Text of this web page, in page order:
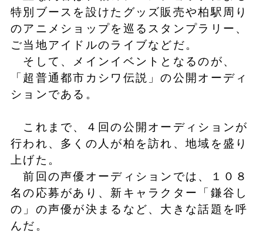
特別ブースを設けたグッズ販売や柏駅周り
のアニメショップを巡るスタンプラリー、
ご当地アイドルのライブなどだ。
そして、メインイベントとなるのが、
「超普通都市カシワ伝説」の公開オーディ
ションである。
これまで、４回の公開オーディションが
行われ、多くの人が柏を訪れ、地域を盛り
上げた。
前回の声優オーディションでは、１０８
名の応募があり、新キャラクター「鎌谷し
の」の声優が決まるなど、大きな話題を呼
んだ。